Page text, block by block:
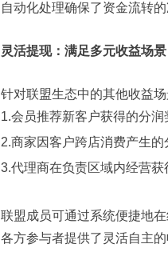
自动化处理确保了资金流转的
灵活提现：满足多元收益场景
针对联盟生态中的其他收益
1.会员推荐新客户获得的分润
2.商家因客户跨店消费产生的
3.代理商在负责区域内经营获
联盟成员可通过系统便捷地
各方参与者提供了灵活自主的